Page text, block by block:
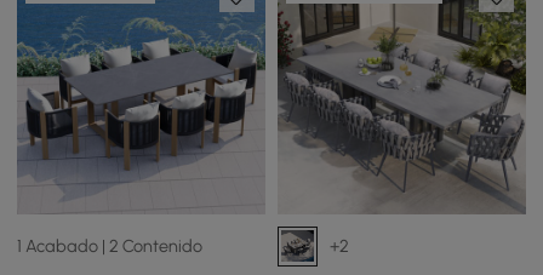
1 Acabado | 2 Contenido +2